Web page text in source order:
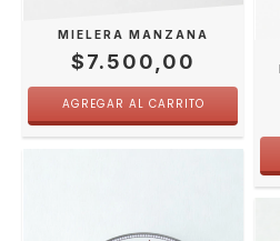
MIELERA MANZANA
$7.500,00